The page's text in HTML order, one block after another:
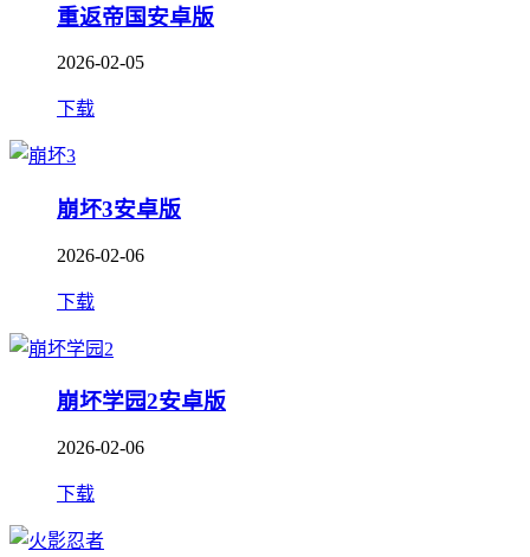
重返帝国安卓版
2026-02-05
下载
崩坏3安卓版
2026-02-06
下载
崩坏学园2安卓版
2026-02-06
下载